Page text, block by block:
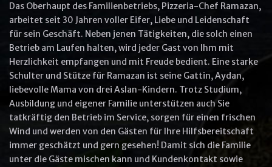
Das Oberhaupt des Familienbetriebs, Pizzeria-Chef Ramazan,
arbeitet seit 30 Jahren voller Eifer, Liebe und Leidenschaft
für sein Geschäft. Neben jenen Tätigkeiten, die solch einen
Betrieb am Laufen halten, wird jeder Gast von Ihm mit
Herzlichkeit empfangen und mit Freude bedient. Eine starke
Schulter und Stütze für Ramazan ist seine Gattin, Aydan,
liebevolle Mama von drei Aslan-Kindern. Trotz Studium,
Ausbildung und eigener Familie unterstützen auch Sie
tatkräftig den Betrieb im Service, sorgen für einen frischen
Wind und werden von den Gästen für Ihre Hilfsbereitschaft
immer geschätzt und gern gesehen! Damit sich die Familie
unter die Gäste mischen kann und Kundenkontakt sowie
Commodo consequat aliquip
Other options
Ullam laboris nisi ut aliquip ex ea
commodo
Ut enim ad minim veniam